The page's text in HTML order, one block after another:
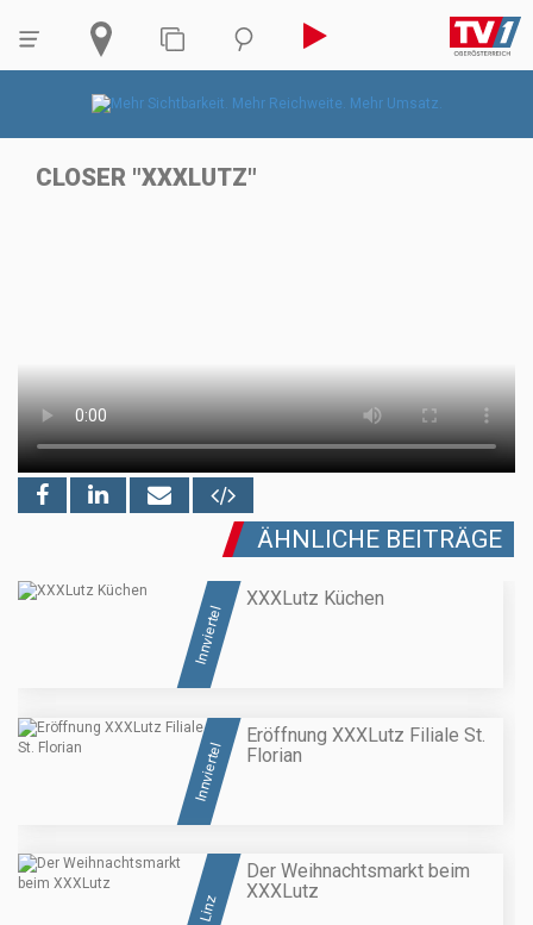
CLOSER "XXXLUTZ"
ÄHNLICHE BEITRÄGE
Innviertel
XXXLutz Küchen
Innviertel
Eröffnung XXXLutz Filiale St.
Florian
Linz
Der Weihnachtsmarkt beim
XXXLutz